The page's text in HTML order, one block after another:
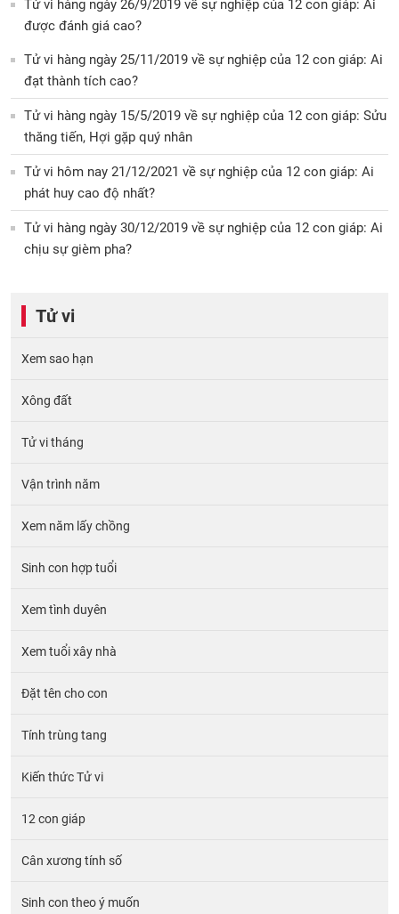
Tử vi hàng ngày 26/9/2019 về sự nghiệp của 12 con giáp: Ai
được đánh giá cao?
Tử vi hàng ngày 25/11/2019 về sự nghiệp của 12 con giáp: Ai
đạt thành tích cao?
Tử vi hàng ngày 15/5/2019 về sự nghiệp của 12 con giáp: Sửu
thăng tiến, Hợi gặp quý nhân
Tử vi hôm nay 21/12/2021 về sự nghiệp của 12 con giáp: Ai
phát huy cao độ nhất?
Tử vi hàng ngày 30/12/2019 về sự nghiệp của 12 con giáp: Ai
chịu sự gièm pha?
Tử vi
Xem sao hạn
Xông đất
Tử vi tháng
Vận trình năm
Xem năm lấy chồng
Sinh con hợp tuổi
Xem tình duyên
Xem tuổi xây nhà
Đặt tên cho con
Tính trùng tang
Kiến thức Tử vi
12 con giáp
Cân xương tính số
Sinh con theo ý muốn